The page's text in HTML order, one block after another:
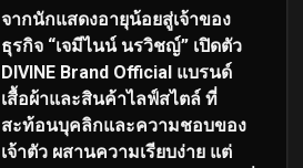
จากนักแสดงอายุน้อยสู่เจ้าของ
ธุรกิจ “เจมีไนน์ นรวิชญ์” เปิดตัว
DIVINE Brand Official แบรนด์
เสื้อผ้าและสินค้าไลฟ์สไตล์ ที่
สะท้อนบุคลิกและความชอบของ
เจ้าตัว ผสานความเรียบง่าย แต่